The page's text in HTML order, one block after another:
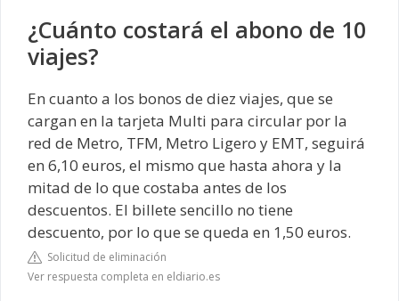
¿Cuánto costará el abono de 10
viajes?
En cuanto a los bonos de diez viajes, que se
cargan en la tarjeta Multi para circular por la
red de Metro, TFM, Metro Ligero y EMT, seguirá
en 6,10 euros, el mismo que hasta ahora y la
mitad de lo que costaba antes de los
descuentos. El billete sencillo no tiene
descuento, por lo que se queda en 1,50 euros.
Solicitud de eliminación
Ver respuesta completa en eldiario.es